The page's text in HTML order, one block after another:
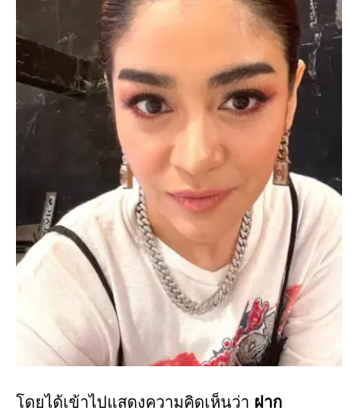
โดยได้เข้าไปแสดงความคิดเห็นว่า ฝาก